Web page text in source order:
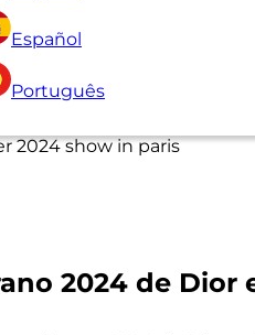
Español
Português
2024 de Dior